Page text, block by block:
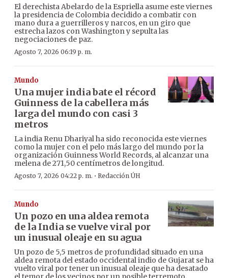
El derechista Abelardo de la Espriella asume este viernes
la presidencia de Colombia decidido a combatir con
mano dura a guerrilleros y narcos, en un giro que
estrecha lazos con Washington y sepulta las
negociaciones de paz.
Agosto 7, 2026 06:19 p. m.
Mundo
Una mujer india bate el récord
Guinness de la cabellera más
larga del mundo con casi 3
metros
La india Renu Dhariyal ha sido reconocida este viernes
como la mujer con el pelo más largo del mundo por la
organización Guinness World Records, al alcanzar una
melena de 271,50 centímetros de longitud.
Agosto 7, 2026 04:22 p. m. · Redacción ÚH
Mundo
Un pozo en una aldea remota
de la India se vuelve viral por
un inusual oleaje en su agua
Un pozo de 5,5 metros de profundidad situado en una
aldea remota del estado occidental indio de Gujarat se ha
vuelto viral por tener un inusual oleaje que ha desatado